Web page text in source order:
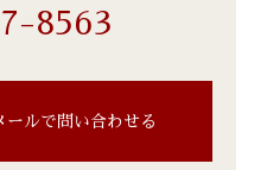
8563
ールで問い合わせる